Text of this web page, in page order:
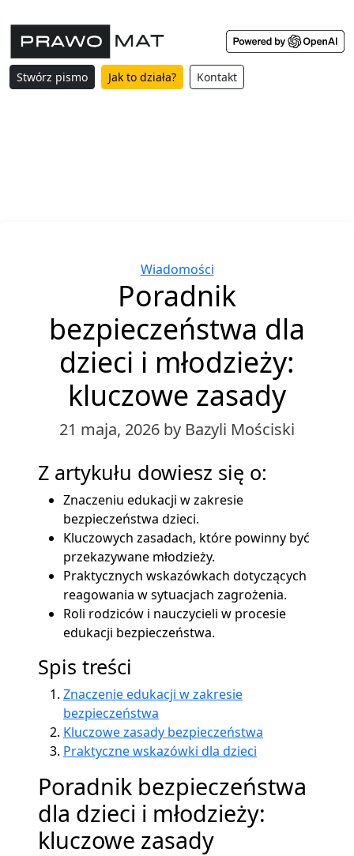
Stwórz pismo Jak to działa? Kontakt
Categories
Wiadomości
Poradnik
bezpieczeństwa dla
dzieci i młodzieży:
kluczowe zasady
21 maja, 2026 by Bazyli Mościski
Z artykułu dowiesz się o:
Znaczeniu edukacji w zakresie
bezpieczeństwa dzieci.
Kluczowych zasadach, które powinny być
przekazywane młodzieży.
Praktycznych wskazówkach dotyczących
reagowania w sytuacjach zagrożenia.
Roli rodziców i nauczycieli w procesie
edukacji bezpieczeństwa.
Spis treści
Znaczenie edukacji w zakresie
bezpieczeństwa
Kluczowe zasady bezpieczeństwa
Praktyczne wskazówki dla dzieci
Poradnik bezpieczeństwa
dla dzieci i młodzieży:
kluczowe zasady